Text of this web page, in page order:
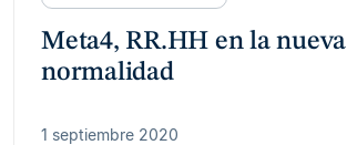
Meta4, RR.HH en la nueva
normalidad
1 septiembre 2020